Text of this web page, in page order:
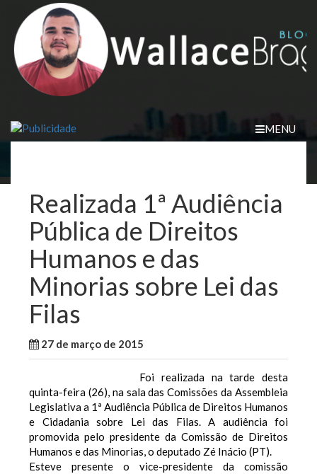
content
MENU
Realizada 1ª Audiência
Pública de Direitos
Humanos e das
Minorias sobre Lei das
Filas
27 de março de 2015
Foi realizada na tarde desta
quinta-feira (26), na sala das Comissões da Assembleia
Legislativa a 1ª Audiência Pública de Direitos Humanos
e Cidadania sobre Lei das Filas. A audiência foi
promovida pelo presidente da Comissão de Direitos
Humanos e das Minorias, o deputado Zé Inácio (PT).
Esteve presente o vice-presidente da comissão